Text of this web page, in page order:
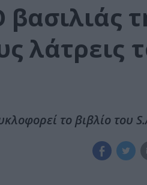
βασιλιάς
το βιβλίο του